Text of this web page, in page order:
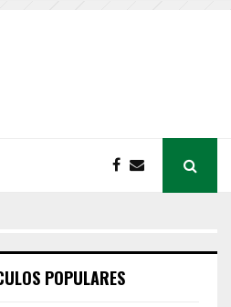
POPULARES